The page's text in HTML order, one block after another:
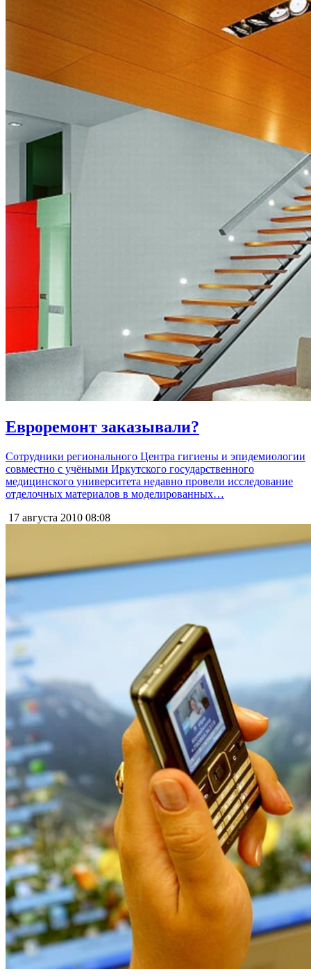
Евроремонт заказывали?
Сотрудники регионального Центра гигиены и эпидемиологии
совместно с учёными Иркутского государственного
медицинского университета недавно провели исследование
отделочных материалов в моделированных…
17 августа 2010 08:08